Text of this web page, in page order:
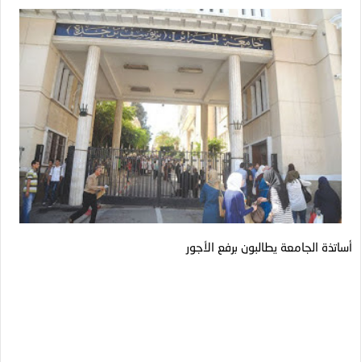
أساتذة الجامعة يطالبون برفع الأجور